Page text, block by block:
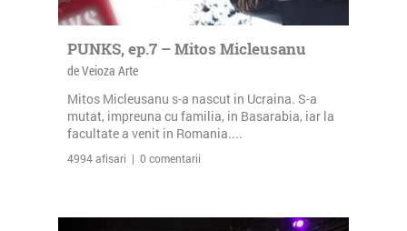
PUNKS, ep.7 – Mitos Micleusanu
de Veioza Arte
Mitos Micleusanu s-a nascut in Ucraina. S-a
mutat, impreuna cu familia, in Basarabia, iar la
facultate a venit in Romania....
4994 afisari | 0 comentarii